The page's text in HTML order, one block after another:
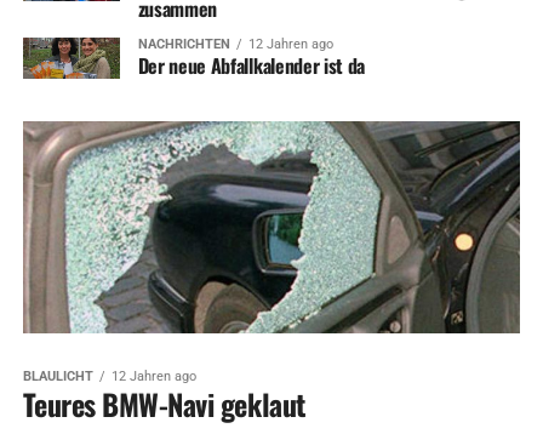
zusammen
NACHRICHTEN 12 Jahren ago
Der neue Abfallkalender ist da
BLAULICHT 12 Jahren ago
Teures BMW-Navi geklaut